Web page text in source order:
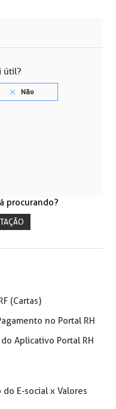
útil?
procurando?
(Cartas)
no Portal RH
Aplicativo Portal RH
E-social x Valores